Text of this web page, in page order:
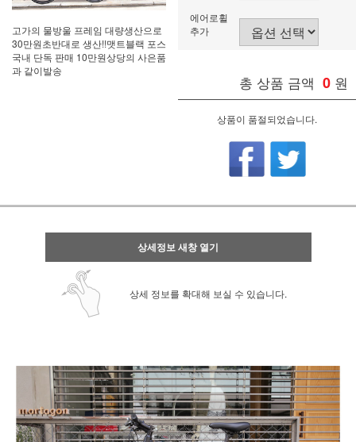
고가의 물방울 프레임 대량생산으로
30만원초반대로 생산!!맷트블랙 포스
국내 단독 판매 10만원상당의 사은품
과 같이발송
에어로휠
추가
총 상품 금액 0 원
상품이 품절되었습니다.
상세정보 새창 열기
상세 정보를 확대해 보실 수 있습니다.